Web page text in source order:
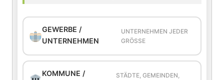
GEWERBE /
UNTERNEHMEN
UNTERNEHMEN JEDER
GRÖSSE
KOMMUNE /
STÄDTE, GEMEINDEN,